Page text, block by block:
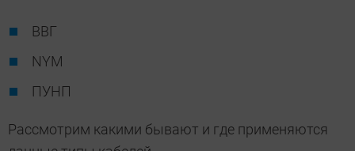
ВВГ
NYM
ПУНП
Рассмотрим какими бывают и где применяются